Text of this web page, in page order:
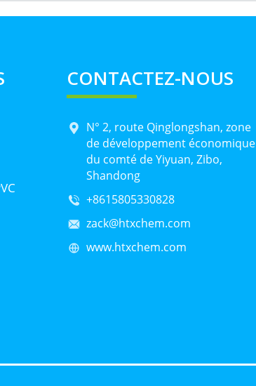
CONTACTEZ-NOUS
N° 2, route Qinglongshan, zone
de développement économique
du comté de Yiyuan, Zibo,
Shandong
+8615805330828
zack@htxchem.com
www.htxchem.com